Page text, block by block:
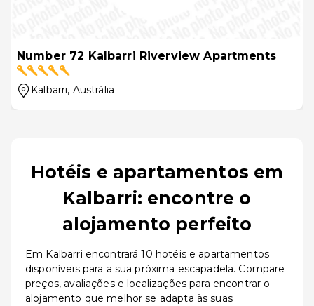
Number 72 Kalbarri Riverview Apartments
Kalbarri, Austrália
Hotéis e apartamentos em
Kalbarri: encontre o
alojamento perfeito
Em Kalbarri encontrará 10 hotéis e apartamentos
disponíveis para a sua próxima escapadela. Compare
preços, avaliações e localizações para encontrar o
alojamento que melhor se adapta às suas